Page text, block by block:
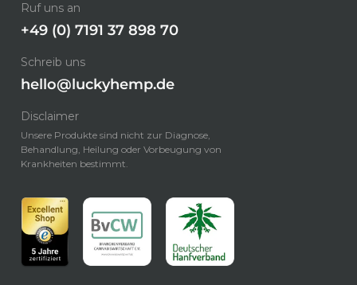
Ruf uns an
+49 (0) 7191 37 898 70
Schreib uns
hello@luckyhemp.de
Disclaimer
Unsere Produkte sind nicht zur Diagnose,
Behandlung, Heilung oder Vorbeugung von
Krankheiten bestimmt.